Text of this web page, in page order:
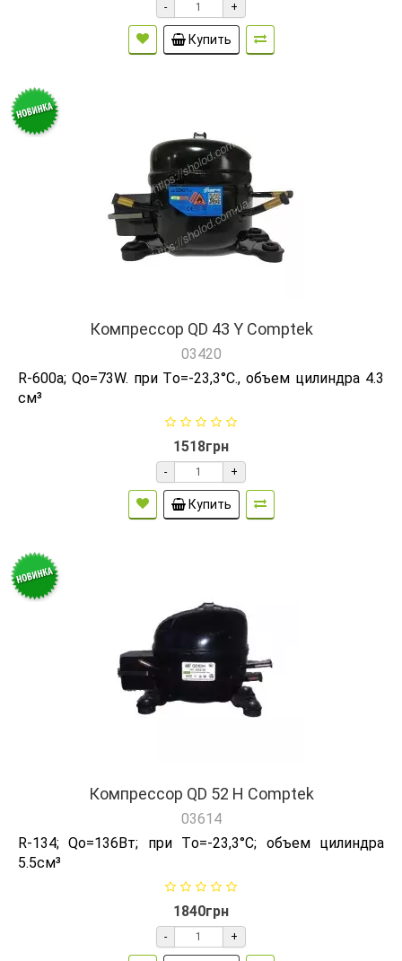
- +
Купить
Компрессор QD 43 Y Comptek
03420
R-600а; Qо=73W. при Tо=-23,3°C., объем цилиндра 4.3
см³
1518грн
- +
Купить
Компрессор QD 52 H Comptek
03614
R-134; Qо=136Вт; при Tо=-23,3°C; объем цилиндра
5.5см³
1840грн
- +